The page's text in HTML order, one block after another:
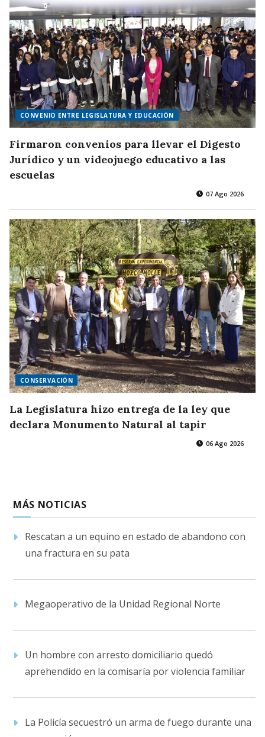
CONVENIO ENTRE LEGISLATURA Y EDUCACIÓN
Firmaron convenios para llevar el Digesto
Jurídico y un videojuego educativo a las
escuelas
07 Ago 2026
CONSERVACIÓN
La Legislatura hizo entrega de la ley que
declara Monumento Natural al tapir
06 Ago 2026
MÁS NOTICIAS
Rescatan a un equino en estado de abandono con
una fractura en su pata
Megaoperativo de la Unidad Regional Norte
Un hombre con arresto domiciliario quedó
aprehendido en la comisaría por violencia familiar
La Policía secuestró un arma de fuego durante una